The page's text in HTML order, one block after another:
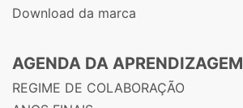
Download da marca
AGENDA DA APRENDIZAGEM
REGIME DE COLABORAÇÃO